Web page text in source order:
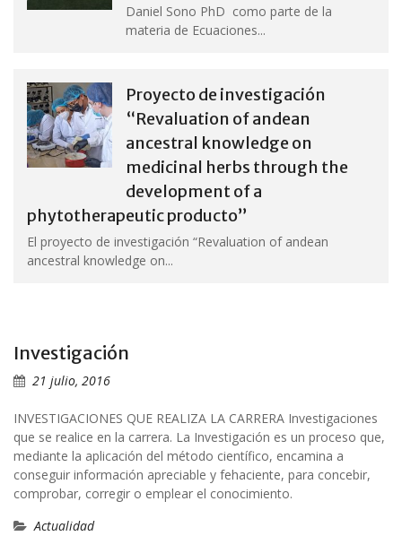
Daniel Sono PhD como parte de la
materia de Ecuaciones...
Proyecto de investigación
“Revaluation of andean
ancestral knowledge on
medicinal herbs through the
development of a
phytotherapeutic producto”
El proyecto de investigación “Revaluation of andean
ancestral knowledge on...
Investigación
21 julio, 2016
INVESTIGACIONES QUE REALIZA LA CARRERA Investigaciones
que se realice en la carrera. La Investigación es un proceso que,
mediante la aplicación del método científico, encamina a
conseguir información apreciable y fehaciente, para concebir,
comprobar, corregir o emplear el conocimiento.
Actualidad